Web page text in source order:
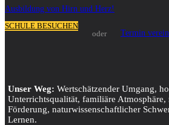
Ausbildung von Hirn und Herz!
SCHULE BESUCHEN
oder
Termin
Unser Weg: Wertschätzender Umgang,
Unterrichtsqualität, familiäre Atmosphäre,
Förderung, naturwissenschaftlicher
Lernen.